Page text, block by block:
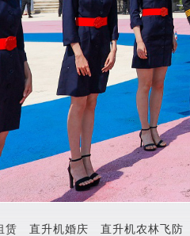
赁 直升机婚庆 直升机农林飞防